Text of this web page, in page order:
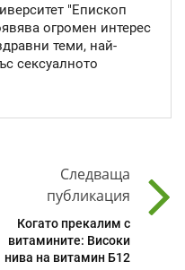
"Епископ
огромен интерес
теми, най-
сексуалното
Следваща
публикация
Когато прекалим с
витамините: Високи
нива на витамин Б12